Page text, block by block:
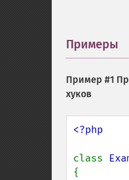
Примеры
Пример #1
хуков
<?php
class
{